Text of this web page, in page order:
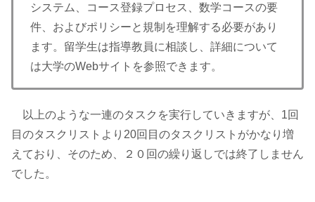
システム、コース登録プロセス、数学コースの要
件、およびポリシーと規制を理解する必要があり
ます。留学生は指導教員に相談し、詳細について
は大学のWebサイトを参照できます。
以上のような一連のタスクを実行していきますが、1回
目のタスクリストより20回目のタスクリストがかなり増
えており、そのため、２０回の繰り返しでは終了しません
でした。